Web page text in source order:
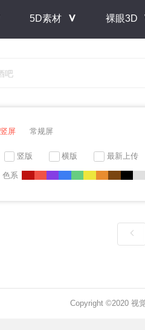
5D素材 ＾ 裸眼3D
竖屏 常规屏
竖版 横版 最新上传
色系
Copyright ©2020 视